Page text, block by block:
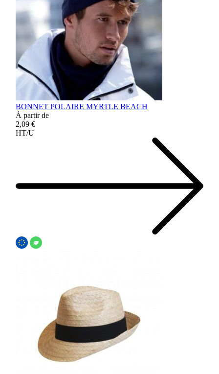
BONNET POLAIRE MYRTLE BEACH
À partir de
2,09 €
HT/U